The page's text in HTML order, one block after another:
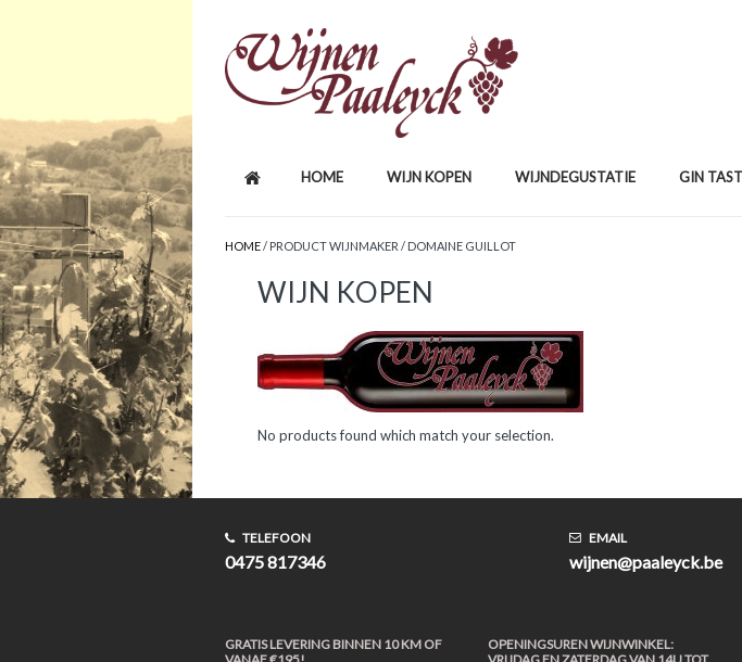
HOME WIJN KOPEN WIJNDEGUSTATIE GIN
HOME/ PRODUCT WIJNMAKER / DOMAINE GUILLOT
WIJN KOPEN
No products found which match your selection.
TELEFOON
0475 817346
EMAIL
wijnen@paaleyck.be
GRATIS LEVERING BINNEN 10 KM OF
OPENINGSUREN WIJNWINKEL: